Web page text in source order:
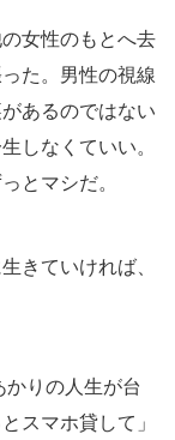
女性のもとへ去
た。男性の視線
あるのではない
しなくていい。
とマシだ。
きていければ、
かりの人生が台
スマホ貸して」